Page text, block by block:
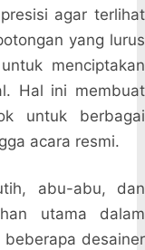
agar terlihat
yang lurus
menciptakan
Hal ini membuat
untuk berbagai
acara resmi.
abu-abu, dan
utama dalam
beberapa desainer